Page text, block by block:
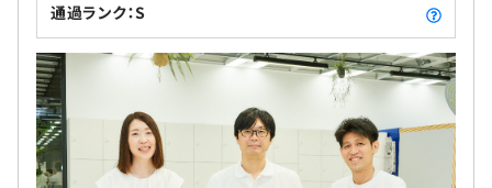
通過ランク：S